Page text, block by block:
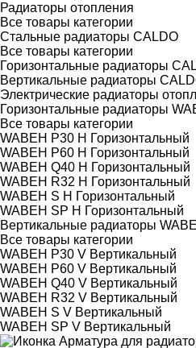
Радиаторы отопления
Все товары категории
Стальные радиаторы CALDO
Все товары категории
Горизонтальные радиаторы
Вертикальные радиаторы
Электрические радиаторы
Горизонтальные радиаторы
Все товары категории
WABEH P30 H Горизонтальный
WABEH P60 H Горизонтальный
WABEH Q40 H Горизонтальный
WABEH R32 H Горизонтальный
WABEH S H Горизонтальный
WABEH SP H Горизонтальный
Вертикальные радиаторы
Все товары категории
WABEH P30 V Вертикальный
WABEH P60 V Вертикальный
WABEH Q40 V Вертикальный
WABEH R32 V Вертикальный
WABEH S V Вертикальный
WABEH SP V Вертикальный